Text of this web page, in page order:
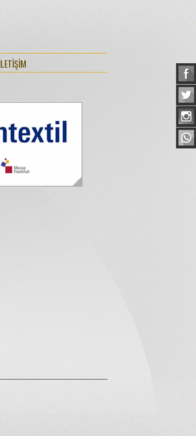
teknik uygulamalar için tekstil ürünleri, örgüler,